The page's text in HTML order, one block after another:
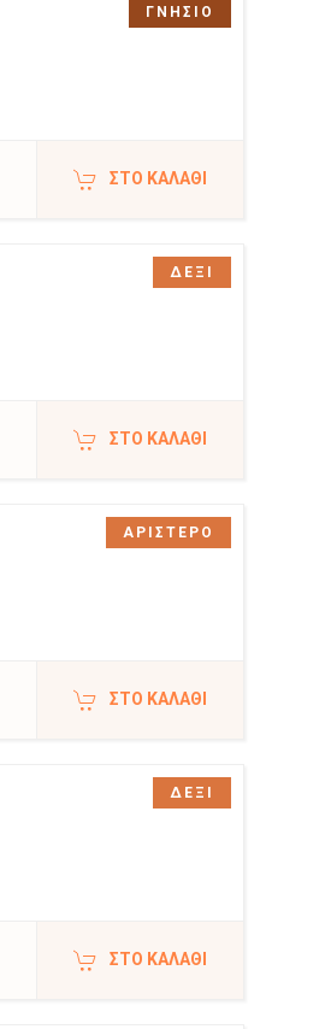
ΣΤΟ ΚΑΛΆΘΙ
ΓΝΗΣΙΟ
ΣΤΟ ΚΑΛΆΘΙ
ΔΕΞΙ
ΣΤΟ ΚΑΛΆΘΙ
ΑΡΙΣΤΕΡΟ
ΣΤΟ ΚΑΛΆΘΙ
ΔΕΞΙ